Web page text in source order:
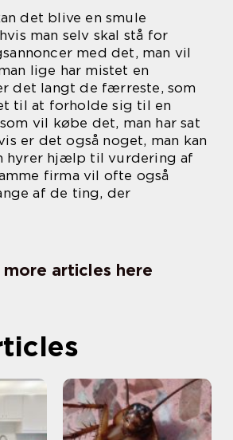
det blive en smule
man selv skal stå for
med det, man vil
lige har mistet en
det langt de færreste, som
til at forholde sig til en
vil købe det, man har sat
er det også noget, man kan
hyrer hjælp til vurdering af
firma vil ofte også
af de ting, der
more articles here